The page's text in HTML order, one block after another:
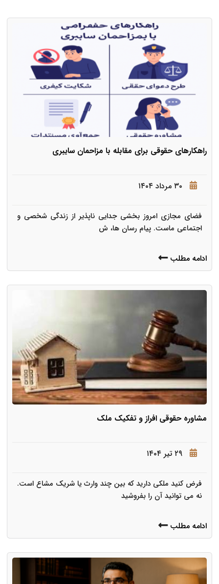
راهکارهای حقوقی برای مقابله با مزاحمان سایبری
۳۰ مرداد ۱۴۰۴
فضای مجازی امروز بخشی جدایی ناپذیر از زندگی شخصی و
اجتماعی ماست. پیام رسان ها، ش
ادامه مطلب
مشاوره حقوقی افراز و تفکیک ملک
۲۹ تیر ۱۴۰۴
فرض کنید ملکی دارید که بین چند وارث یا شریک مشاع است.
نه می توانید آن را بفروشید
ادامه مطلب